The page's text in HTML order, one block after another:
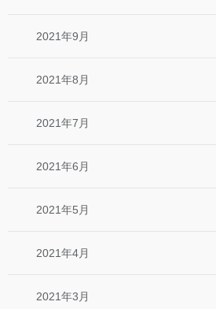
2021年9月
2021年8月
2021年7月
2021年6月
2021年5月
2021年4月
2021年3月